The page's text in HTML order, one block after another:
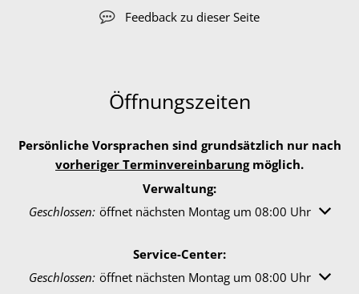
Feedback zu dieser Seite
Öffnungszeiten
Persönliche Vorsprachen sind grundsätzlich nur nach
vorheriger Terminvereinbarungmöglich.
Verwaltung:
Klicken, um weitere Öffnungs- oder Schließzeiten
Geschlossen: öffnet nächsten Montag um 08:00 Uhr
Service-Center:
Klicken, um weitere Öffnungs- oder Schließzeiten
Geschlossen: öffnet nächsten Montag um 08:00 Uhr